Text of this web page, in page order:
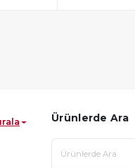
Ürünlerde Ara